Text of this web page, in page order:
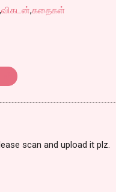
,விகடன்,கதைகள்
scan and upload it plz.